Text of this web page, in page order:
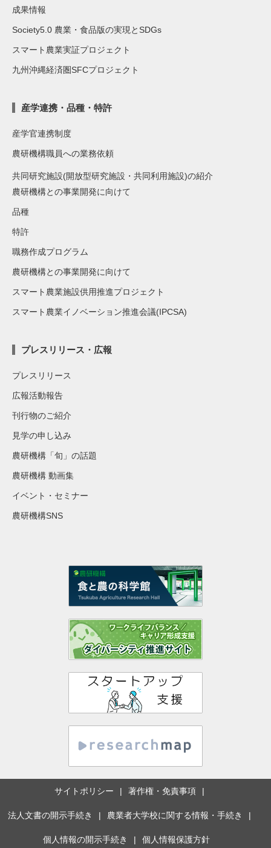
成果情報
Society5.0 農業・食品版の実現とSDGs
スマート農業実証プロジェクト
九州沖縄経済圏SFCプロジェクト
産学連携・品種・特許
産学官連携制度
農研機構職員への業務依頼
共同研究施設(開放型研究施設・共同利用施設)の紹介
農研機構との事業開発に向けて
品種
特許
職務作成プログラム
農研機構との事業開発に向けて
スマート農業施設供用推進プロジェクト
スマート農業イノベーション推進会議(IPCSA)
プレスリリース・広報
プレスリリース
広報活動報告
刊行物のご紹介
見学の申し込み
農研機構「旬」の話題
農研機構 動画集
イベント・セミナー
農研機構SNS
サイトポリシー 著作権・免責事項
法人文書の開示手続き 農業者大学校に関する情報・手続き
個人情報の開示手続き 個人情報保護方針